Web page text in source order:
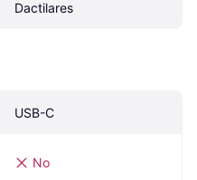
Dactilares
USB-C
No